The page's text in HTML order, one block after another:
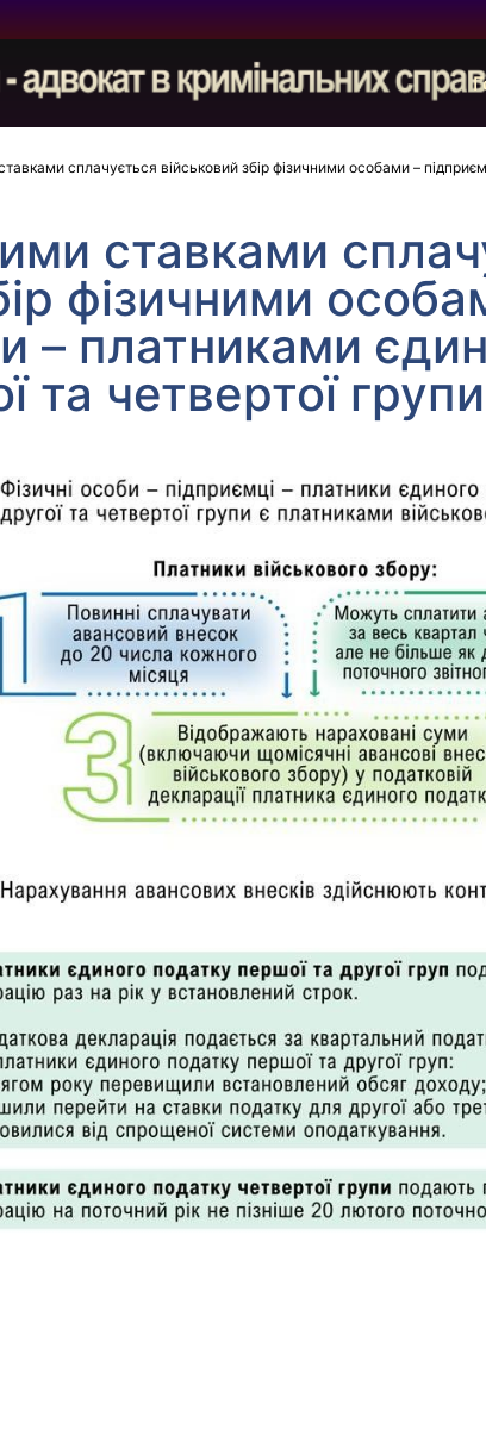
сплачується військовий збір фізичними особами –
ставками
фізичними
– платниками
та четвертої